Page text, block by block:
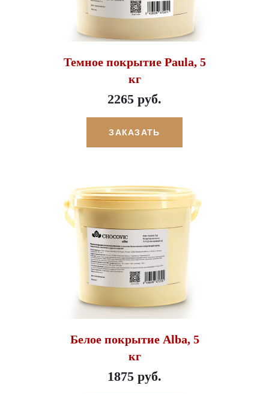
Темное покрытие Paula, 5
кг
2265 руб.
ЗАКАЗАТЬ
Белое покрытие Alba, 5
кг
1875 руб.